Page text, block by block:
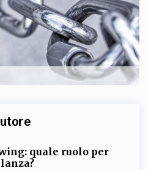
PUBBLICITÀ CONTATTI
MEDIA
quale ruolo per